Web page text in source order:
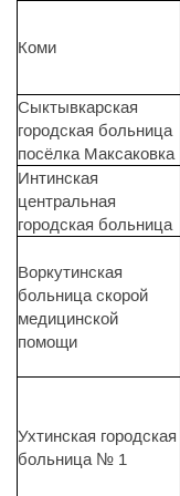
Коми
Сыктывкарская
городская больница
посёлка Максаковка
Интинская
центральная
городская больница
Воркутинская
больница скорой
медицинской
помощи
Ухтинская городская
больница № 1